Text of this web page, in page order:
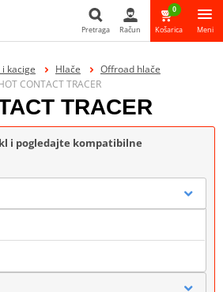
Pretraga
Pretraga Račun
0
Košarica Meni
kacige Hlače
Offroad hlače
CONTACT TRACER
TRACER
i pogledajte kompatibilne